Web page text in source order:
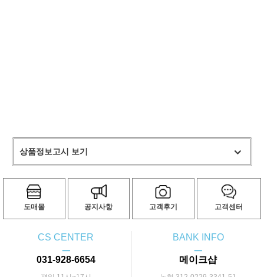
상품정보고시 보기
도매몰 공지사항 고객후기 고객센터
CS CENTER
ㅡ
031-928-6654
BANK INFO
ㅡ
메이크샵